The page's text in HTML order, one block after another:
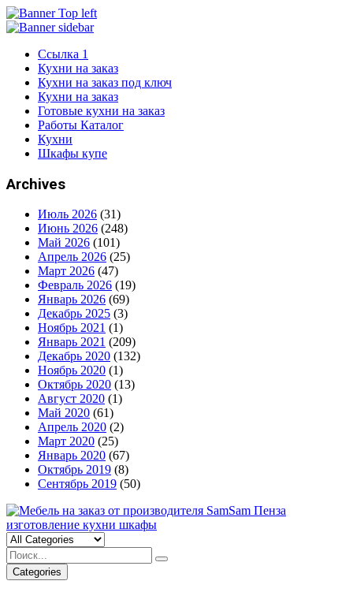
Ссылка 1
Кухни на заказ
Кухни на заказ под ключ
Кухни на заказ
Готовые кухни на заказ
Работы Каталог
Кухни
Шкафы купе
Archives
Июль 2026 (31)
Июнь 2026 (248)
Май 2026 (101)
Апрель 2026 (25)
Март 2026 (47)
Февраль 2026 (19)
Январь 2026 (69)
Декабрь 2025 (3)
Ноябрь 2021 (1)
Январь 2021 (209)
Декабрь 2020 (132)
Ноябрь 2020 (1)
Октябрь 2020 (13)
Август 2020 (1)
Май 2020 (61)
Апрель 2020 (2)
Март 2020 (25)
Январь 2020 (67)
Октябрь 2019 (8)
Сентябрь 2019 (50)
Categories